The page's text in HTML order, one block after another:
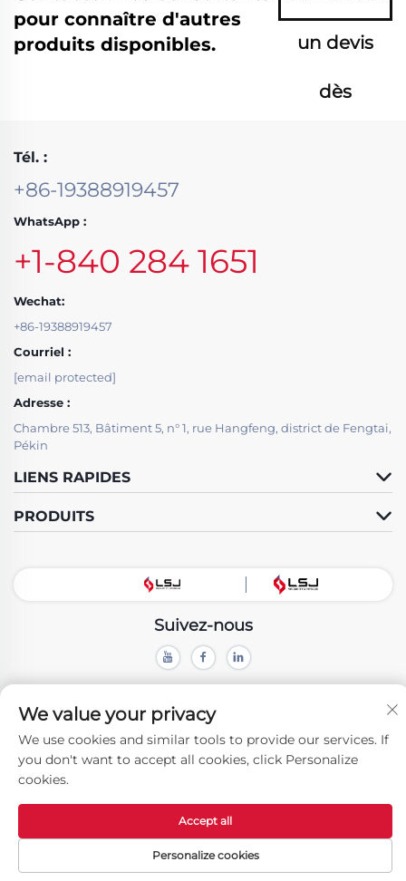
pour connaître d'autres
produits disponibles.
un devis
dès
Tél. :
+86-19388919457
WhatsApp :
+1-840 284 1651
Wechat:
+86-19388919457
Courriel :
[email protected]
Adresse :
Chambre 513, Bâtiment 5, n° 1, rue Hangfeng, district de Fengtai,
Pékin
LIENS RAPIDES
PRODUITS
Suivez-nous
Droits d'auteur © Beijing LSJ Technology Development Co., Ltd. Tous
droits réservés -
We value your privacy
We use cookies and similar tools to provide our services. If
you don't want to accept all cookies, click Personalize
cookies.
Personalize cookies
Accept all